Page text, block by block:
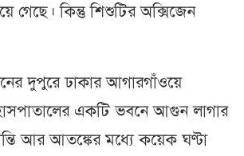
গেছে। কিন্তু শিশুটির অক্সিজেন
দুপুরে ঢাকার আগারগাঁওয়ে
একটি ভবনে আগুন লাগার
আর আতঙ্কের মধ্যে কয়েক ঘণ্টা